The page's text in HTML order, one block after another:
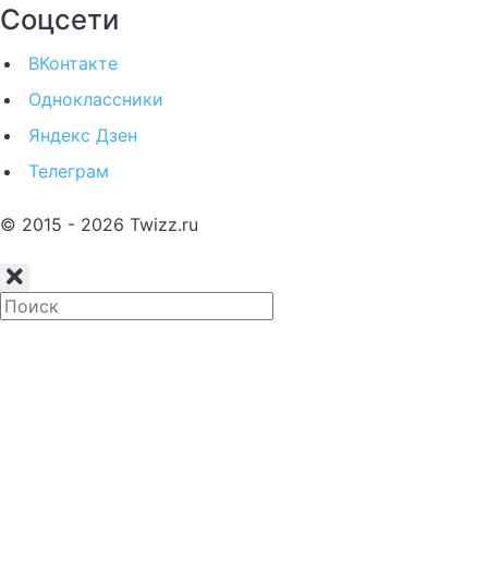
Соцсети
ВКонтакте
Одноклассники
Яндекс Дзен
Телеграм
© 2015 - 2026 Twizz.ru